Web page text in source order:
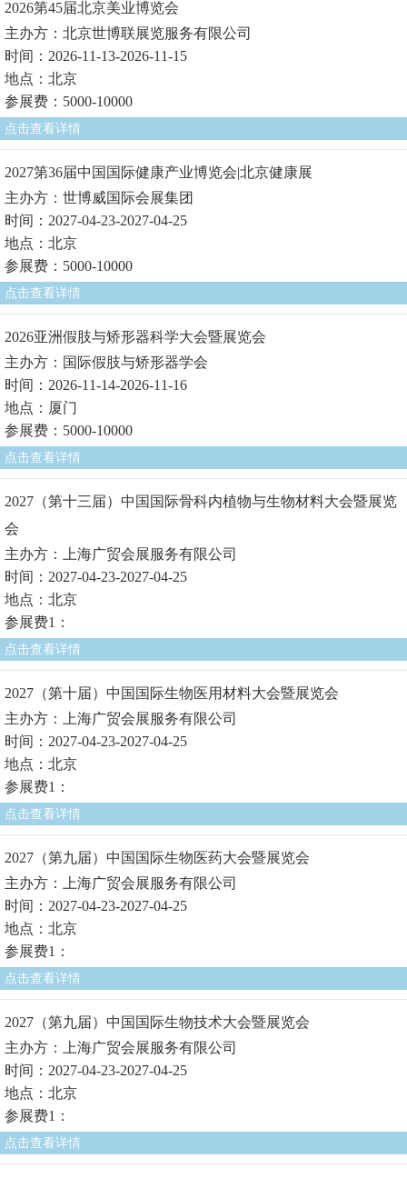
2026第45届北京美业博览会
主办方：北京世博联展览服务有限公司
时间：2026-11-13-2026-11-15
地点：北京
参展费：5000-10000
点击查看详情
2027第36届中国国际健康产业博览会|北京健康展
主办方：世博威国际会展集团
时间：2027-04-23-2027-04-25
地点：北京
参展费：5000-10000
点击查看详情
2026亚洲假肢与矫形器科学大会暨展览会
主办方：国际假肢与矫形器学会
时间：2026-11-14-2026-11-16
地点：厦门
参展费：5000-10000
点击查看详情
2027（第十三届）中国国际骨科内植物与生物材料大会暨展览
会
主办方：上海广贸会展服务有限公司
时间：2027-04-23-2027-04-25
地点：北京
参展费1：
点击查看详情
2027（第十届）中国国际生物医用材料大会暨展览会
主办方：上海广贸会展服务有限公司
时间：2027-04-23-2027-04-25
地点：北京
参展费1：
点击查看详情
2027（第九届）中国国际生物医药大会暨展览会
主办方：上海广贸会展服务有限公司
时间：2027-04-23-2027-04-25
地点：北京
参展费1：
点击查看详情
2027（第九届）中国国际生物技术大会暨展览会
主办方：上海广贸会展服务有限公司
时间：2027-04-23-2027-04-25
地点：北京
参展费1：
点击查看详情